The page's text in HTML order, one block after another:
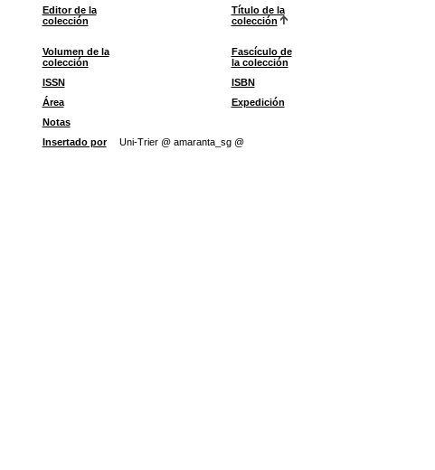
Editor de la
colección
Título de la
colección
Volumen de la
colección
Fascículo de
la colección
ISSN ISBN
Área
Expedición
Notas
Insertado por
Uni-Trier @ amaranta_sg @